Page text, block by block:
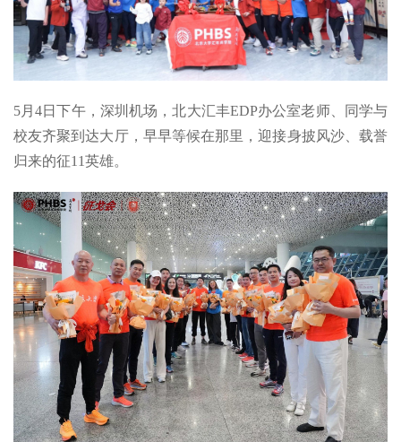
5月4日下午，深圳机场，北大汇丰EDP办公室老师、同学与
校友齐聚到达大厅，早早等候在那里，迎接身披风沙、载誉
归来的征11英雄。